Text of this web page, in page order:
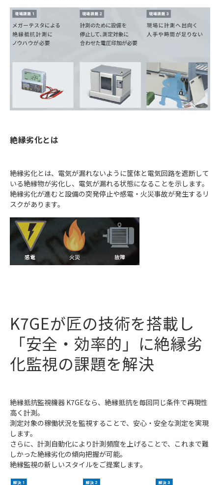
絶縁劣化とは
絶縁劣化とは、電気が漏れないように筐体と電気回路を遮断して
いる絶縁物が劣化し、電気が漏れる状態になることを示します。
絶縁劣化が進むと設備の突発停止や感電・火災事故が発生するリ
スクがあります。
K7GEが匠の技術を搭載し
「安全・効率的」に絶縁劣
化監視の課題を解決
絶縁抵抗監視機器 K7GEなら、絶縁抵抗を毎回同じ条件で再現性
高く計測。
測定対象の稼働状況を監視することで、安心・安全な測定を実現
します。
さらに、計測自動化により計測頻度を上げることで、これまで難
しかった絶縁劣化の傾向把握が可能。
絶縁監視の新しいスタイルをご提案します。